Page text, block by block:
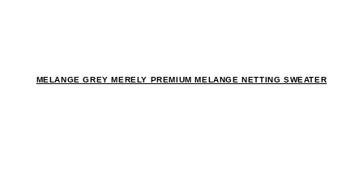
MELANGE GREY MERELY PREMIUM MELANGE NETTING SWEATER